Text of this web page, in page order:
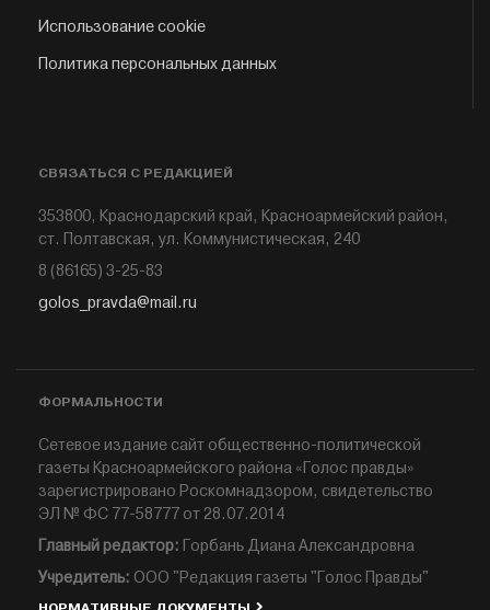
Использование cookie
Политика персональных данных
СВЯЗАТЬСЯ С РЕДАКЦИЕЙ
353800, Краснодарский край, Красноармейский район,
ст. Полтавская, ул. Коммунистическая, 240
8 (86165) 3-25-83
golos_pravda@mail.ru
ФОРМАЛЬНОСТИ
Сетевое издание сайт общественно-политической
газеты Красноармейского района «Голос правды»
зарегистрировано Роскомнадзором, свидетельство
ЭЛ № ФС 77-58777 от 28.07.2014
Главный редактор: Горбань Диана Александровна
Учредитель: ООО "Редакция газеты "Голос Правды"